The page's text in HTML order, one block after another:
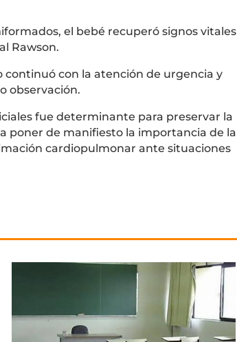
el bebé recuperó signos vitales
Rawson.
continuó con la atención de urgencia y
observación.
fue determinante para preservar la
poner de manifiesto la importancia de la
cardiopulmonar ante situaciones